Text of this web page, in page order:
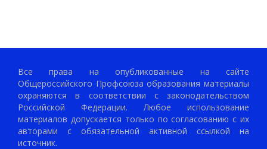
Все права на опубликованные на сайте
Общероссийского Профсоюза образования материалы
охраняются в соответствии с законодательством
Российской Федерации. Любое использование
материалов допускается только по согласованию с их
авторами с обязательной активной ссылкой на
источник.